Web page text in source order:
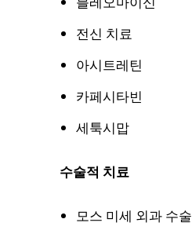
전신 치료
아시트레틴
카페시타빈
세툭시맙
수술적 치료
모스 미세 외과 수술